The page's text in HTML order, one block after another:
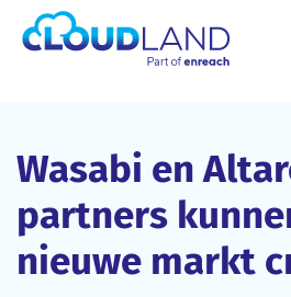
Wasabi en
partners
nieuwe markt